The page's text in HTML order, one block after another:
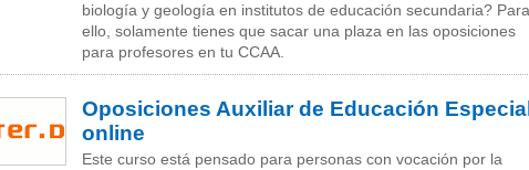
biología y geología en institutos de educación secundaria? Para
ello, solamente tienes que sacar una plaza en las oposiciones
para profesores en tu CCAA.
Oposiciones Auxiliar de Educación Especial
online
Este curso está pensado para personas con vocación por la